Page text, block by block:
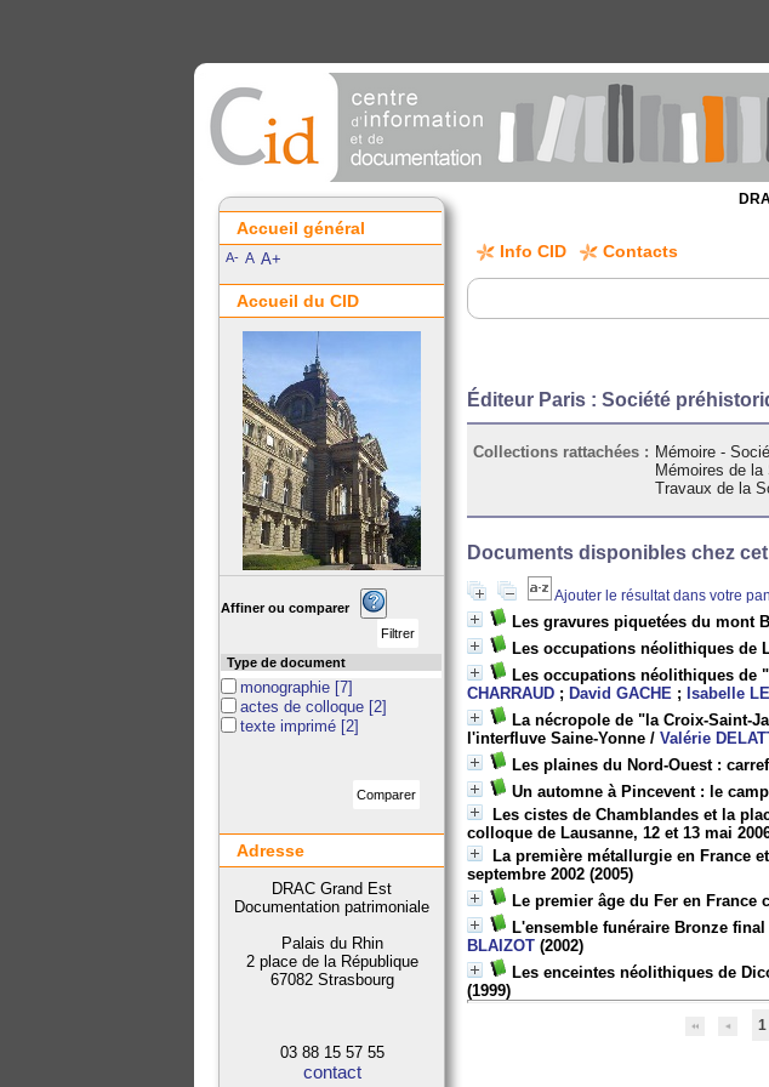
Info CID Contacts
Éditeur Paris : Société
Collections rattachées : Mémoire -
Mémoires de
Travaux de la
Documents disponibles chez
Ajouter le résultat dans votre
Les gravures piquetées du mont
Les occupations néolithiques de
Les occupations néolithiques de
CHARRAUD ; David GACHE ; Isabelle
La nécropole de "la Croix-Saint-
l'interfluve Saine-Yonne /Valérie
Les plaines du Nord-Ouest :
Un automne à Pincevent : le
Les cistes de Chamblandes et la
colloque de Lausanne, 12 et 13 mai
La première métallurgie en France
septembre 2002 (2005)
Le premier âge du Fer en France
L'ensemble funéraire Bronze
BLAIZOT (2002)
Les enceintes néolithiques de
(1999)
1
Accueil général
A- A A+
Accueil du CID
Affiner ou comparer
Type de document
monographie [7]
actes de colloque [2]
texte imprimé [2]
Adresse
DRAC Grand Est
Documentation patrimoniale
Palais du Rhin
2 place de la République
67082 Strasbourg
03 88 15 57 55
contact